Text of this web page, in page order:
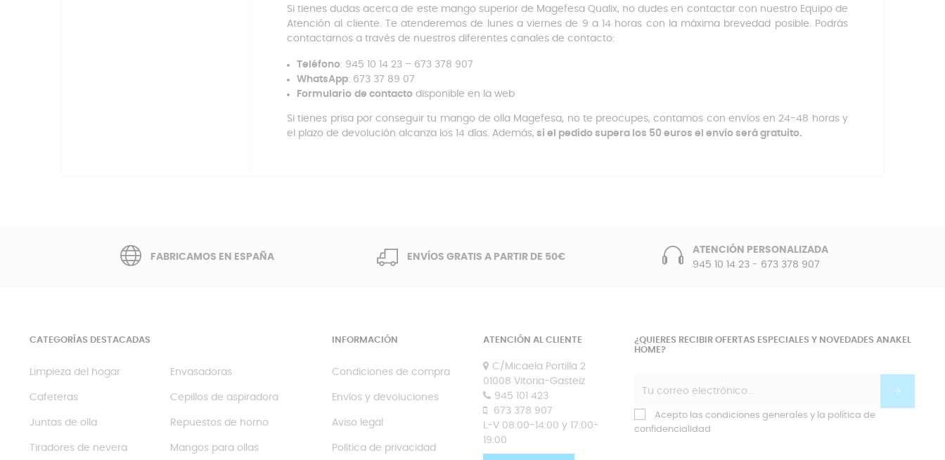
Si tienes dudas acerca de este mango superior de Magefesa Qualix, no dudes en contactar con nuestro Equipo de
Atención al cliente. Te atenderemos de lunes a viernes de 9 a 14 horas con la máxima brevedad posible. Podrás
contactarnos a través de nuestros diferentes canales de contacto:
Teléfono: 945 10 14 23 – 673 378 907
WhatsApp: 673 37 89 07
Formulario de contacto disponible en la web
Si tienes prisa por conseguir tu mango de olla Magefesa, no te preocupes, contamos con envíos en 24-48 horas y
el plazo de devolución alcanza los 14 días. Además, si el pedido supera los 50 euros el envío será gratuito.
FABRICAMOS EN ESPAÑA ENVÍOS GRATIS A PARTIR DE 50€
ATENCIÓN PERSONALIZADA
945 10 14 23 - 673 378 907
CATEGORÍAS DESTACADAS
Limpieza del hogar Envasadoras
Cafeteras Cepillos de aspiradora
Juntas de olla Repuestos de horno
Tiradores de nevera Mangos para ollas
INFORMACIÓN
Condiciones de compra
Envíos y devoluciones
Aviso legal
Política de privacidad
ATENCIÓN AL CLIENTE
C/Micaela Portilla 2
01008 Vitoria-Gasteiz
945 101 423
673 378 907
L-V 08:00-14:00 y 17:00-
19:00
¿QUIERES RECIBIR OFERTAS ESPECIALES Y NOVEDADES ANAKEL
HOME?
Acepto las condiciones generales y la política de
confidencialidad